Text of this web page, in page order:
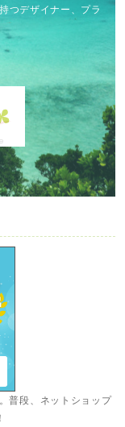
つデザイナー、プラ
普段、ネットショップ